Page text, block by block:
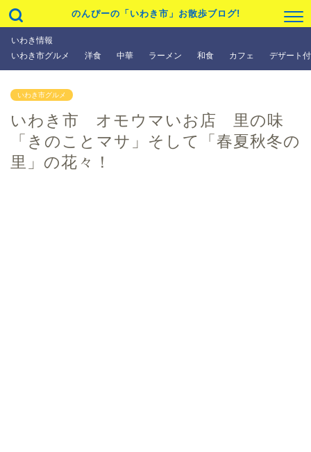
のんぴーの「いわき市」お散歩ブログ!
いわき情報
いわき市グルメ
洋食 中華 ラーメン 和食 カフェ デザート
いわき市グルメ
いわき市 オモウマいお店 里の味
「きのことマサ」そして「春夏秋冬の
里」の花々！